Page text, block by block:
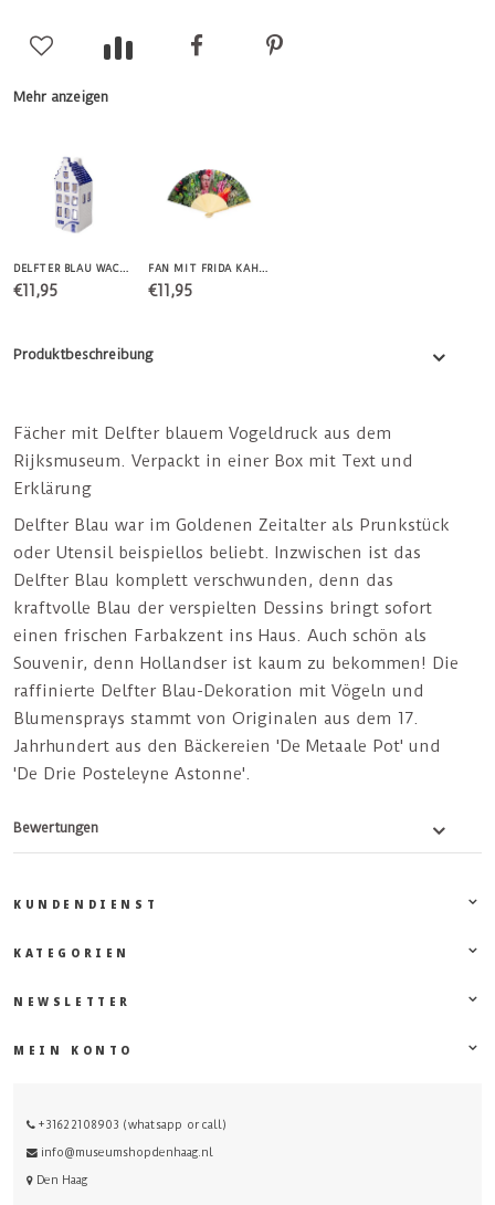
Mehr anzeigen
DELFTER BLAU WACHSHALTER KANALHAUS
€11,95
FAN MIT FRIDA KAHLO
€11,95
Produktbeschreibung
Fächer mit Delfter blauem Vogeldruck aus dem
Rijksmuseum. Verpackt in einer Box mit Text und
Erklärung
Delfter Blau war im Goldenen Zeitalter als Prunkstück
oder Utensil beispiellos beliebt. Inzwischen ist das
Delfter Blau komplett verschwunden, denn das
kraftvolle Blau der verspielten Dessins bringt sofort
einen frischen Farbakzent ins Haus. Auch schön als
Souvenir, denn Hollandser ist kaum zu bekommen! Die
raffinierte Delfter Blau-Dekoration mit Vögeln und
Blumensprays stammt von Originalen aus dem 17.
Jahrhundert aus den Bäckereien 'De Metaale Pot' und
'De Drie Posteleyne Astonne'.
Bewertungen
KUNDENDIENST
KATEGORIEN
NEWSLETTER
MEIN KONTO
+31622108903 (whatsapp or call)
info@museumshopdenhaag.nl
Den Haag